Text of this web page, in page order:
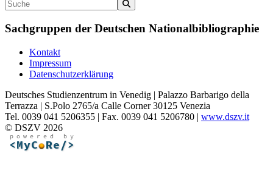
Sachgruppen der Deutschen Nationalbibliographie
Kontakt
Impressum
Datenschutzerklärung
Deutsches Studienzentrum in Venedig | Palazzo Barbarigo della
Terrazza | S.Polo 2765/a Calle Corner 30125 Venezia
Tel. 0039 041 5206355 | Fax. 0039 041 5206780 | www.dszv.it
© DSZV 2026